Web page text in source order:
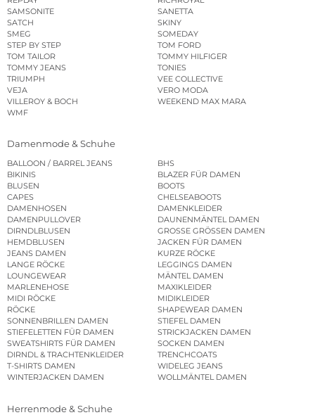
SAMSONITE
SANETTA
SATCH
SKINY
SMEG
SOMEDAY
STEP BY STEP
TOM FORD
TOM TAILOR
TOMMY HILFIGER
TOMMY JEANS
TONIES
TRIUMPH
VEE COLLECTIVE
VEJA
VERO MODA
VILLEROY & BOCH
WEEKEND MAX MARA
WMF
Damenmode & Schuhe
BALLOON / BARREL JEANS
BHS
BIKINIS
BLAZER FÜR DAMEN
BLUSEN
BOOTS
CAPES
CHELSEABOOTS
DAMENHOSEN
DAMENKLEIDER
DAMENPULLOVER
DAUNENMÄNTEL DAMEN
DIRNDLBLUSEN
GROSSE GRÖSSEN DAMEN
HEMDBLUSEN
JACKEN FÜR DAMEN
JEANS DAMEN
KURZE RÖCKE
LANGE RÖCKE
LEGGINGS DAMEN
LOUNGEWEAR
MÄNTEL DAMEN
MARLENEHOSE
MAXIKLEIDER
MIDI RÖCKE
MIDIKLEIDER
RÖCKE
SHAPEWEAR DAMEN
SONNENBRILLEN DAMEN
STIEFEL DAMEN
STIEFELETTEN FÜR DAMEN
STRICKJACKEN DAMEN
SWEATSHIRTS FÜR DAMEN
SOCKEN DAMEN
DIRNDL & TRACHTENKLEIDER
TRENCHCOATS
T-SHIRTS DAMEN
WIDELEG JEANS
WINTERJACKEN DAMEN
WOLLMÄNTEL DAMEN
Herrenmode & Schuhe